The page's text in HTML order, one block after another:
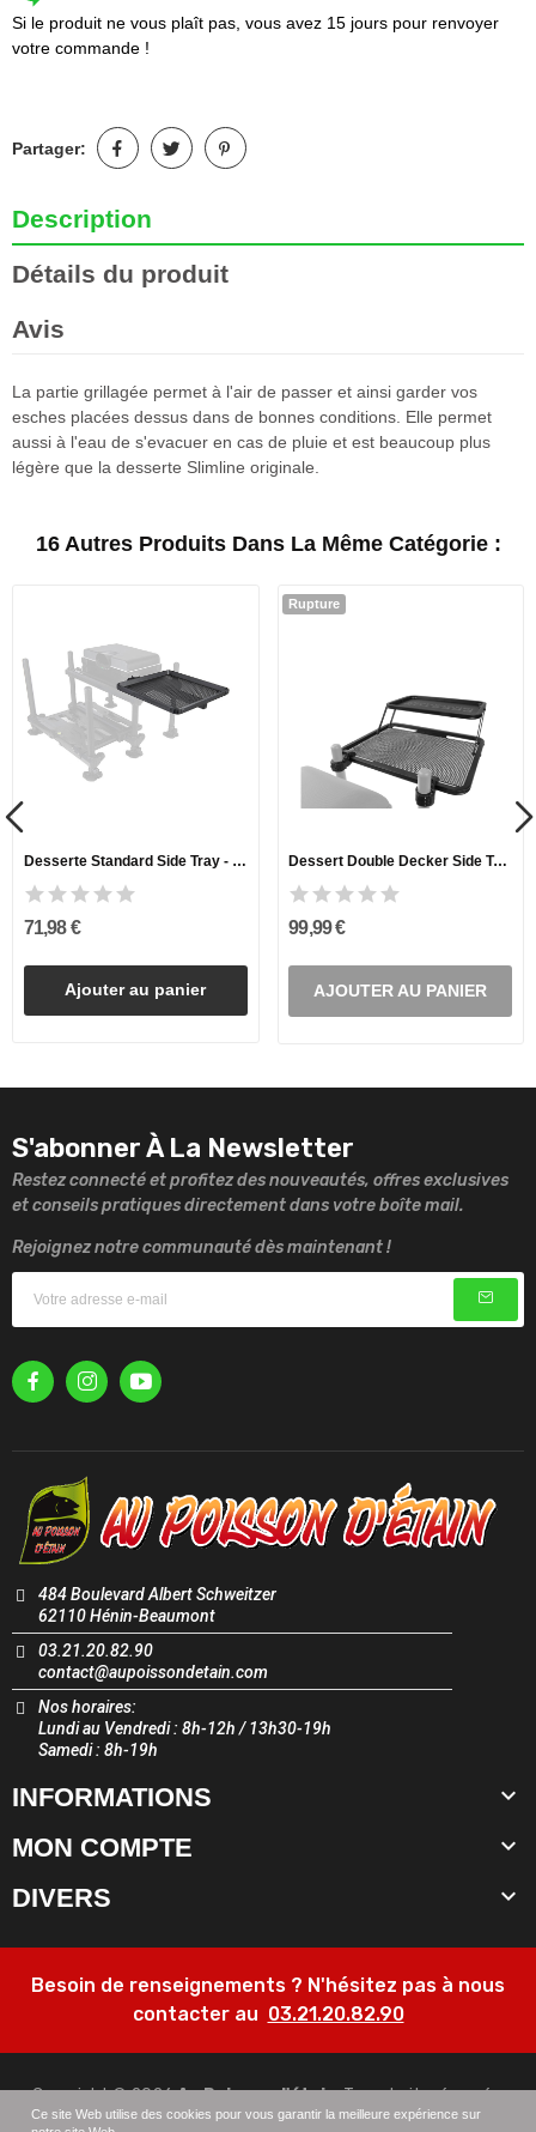
Si le produit ne vous plaît pas, vous avez 15 jours pour renvoyer
votre commande !
Partager:
Description
Détails du produit
Avis
La partie grillagée permet à l'air de passer et ainsi garder vos
esches placées dessus dans de bonnes conditions. Elle permet
aussi à l'eau de s'evacuer en cas de pluie et est beaucoup plus
légère que la desserte Slimline originale.
16 Autres Produits Dans La Même Catégorie :
Desserte Standard Side Tray - Small
71,98 €
Ajouter au panier
Rupture
Dessert Double Decker Side Tray - Small
99,99 €
AJOUTER AU PANIER
S'abonner À La Newsletter
Restez connecté et profitez des nouveautés, offres exclusives
et conseils pratiques directement dans votre boîte mail.
Rejoignez notre communauté dès maintenant !
484 Boulevard Albert Schweitzer
62110 Hénin-Beaumont
03.21.20.82.90
contact@aupoissondetain.com
Nos horaires:
Lundi au Vendredi : 8h-12h / 13h30-19h
Samedi : 8h-19h
INFORMATIONS 
MON COMPTE 
DIVERS 
Besoin de renseignements ? N'hésitez pas à nous
contacter au 03.21.20.82.90
Copyright © 2026Au Poisson d'étain. Tous droits réservés.
Ce site Web utilise des cookies pour vous garantir la meilleure expérience sur